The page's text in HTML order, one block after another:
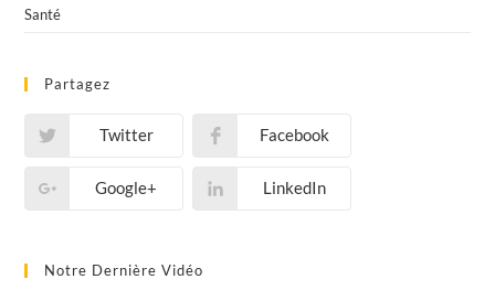
Santé
Partagez
Twitter Facebook
Google+ LinkedIn
Notre Dernière Vidéo